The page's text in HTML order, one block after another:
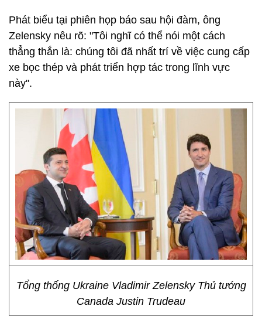
Phát biểu tại phiên họp báo sau hội đàm, ông
Zelensky nêu rõ: "Tôi nghĩ có thể nói một cách
thẳng thắn là: chúng tôi đã nhất trí về việc cung cấp
xe bọc thép và phát triển hợp tác trong lĩnh vực
này".
Tổng thống Ukraine Vladimir Zelensky Thủ tướng
Canada Justin Trudeau